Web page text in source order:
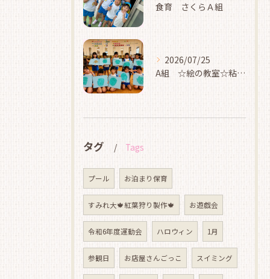
食育 さくらＡ組
2026/07/25
A組 ☆絵の教室☆粘土☆
タグ Tags
プール お泊まり保育
すみれ大🍁紅葉狩り製作🍁 お遊戯会
令和6年度運動会 ハロウィン 1月
参観日 お店屋さんごっこ スイミング